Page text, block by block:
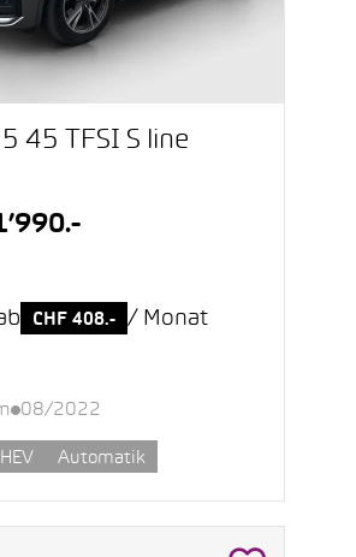
45 TFSI S line
CHF 408.- / Monat
08/2022
Automatik